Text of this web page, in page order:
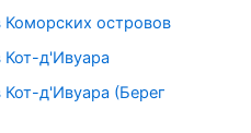
Коморских островов
Кот-д'Ивуара
д'Ивуара (Берег